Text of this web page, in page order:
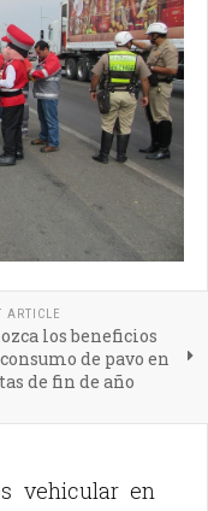
ARTICLE
los beneficios
de pavo en
de fin de año
vehicular en